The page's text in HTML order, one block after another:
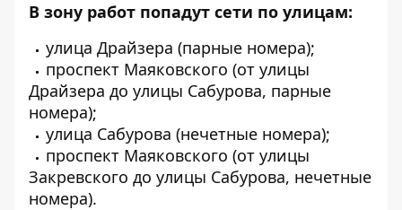
В зону работ попадут сети по улицам:
улица Драйзера (парные номера);
проспект Маяковского (от улицы
Драйзера до улицы Сабурова, парные
номера);
улица Сабурова (нечетные номера);
проспект Маяковского (от улицы
Закревского до улицы Сабурова, нечетные
номера).